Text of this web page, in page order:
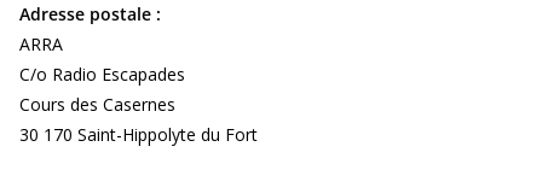
Adresse postale :
ARRA
C/o Radio Escapades
Cours des Casernes
30 170 Saint-Hippolyte du Fort